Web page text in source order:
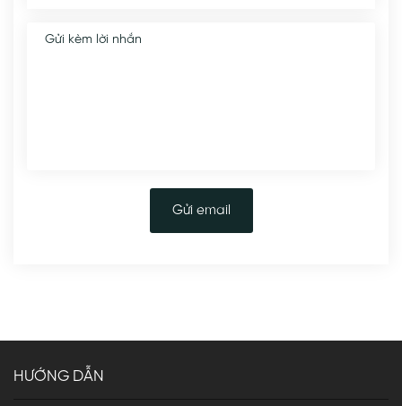
Gửi email
HƯỚNG DẪN